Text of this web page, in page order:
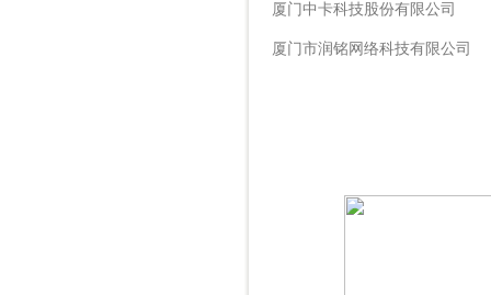
厦门中卡科技股份有限公司
厦门市润铭网络科技有限公司